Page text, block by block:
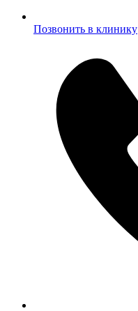
Позвонить в клинику